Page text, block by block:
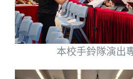
本校手鈴隊演出